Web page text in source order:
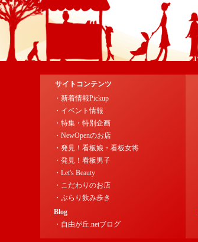
サイトコンテンツ
・新着情報Pickup
・イベント情報
・特集・特別企画
・NewOpenのお店
・発見！看板娘・看板女将
・発見！看板男子
・Let's Beauty
・こだわりのお店
・ぶらり飲み歩き
Blog
・自由が丘.netブログ